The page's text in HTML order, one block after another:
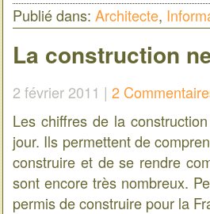
Publié dans: Architecte,
La construction
2 février 2011 | 2
Les chiffres de la
jour. Ils permettent de
construire et de se rendre
sont encore très nombreux.
permis de construire pour la